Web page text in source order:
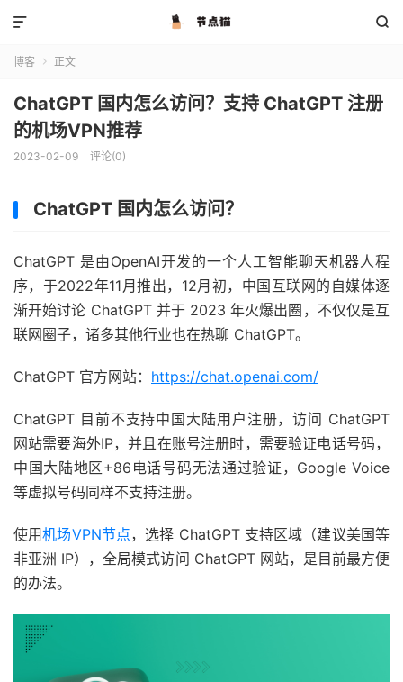


博客  正文
ChatGPT 国内怎么访问？支持 ChatGPT 注册
的机场VPN推荐
2023-02-09 评论(0)
ChatGPT 国内怎么访问？
ChatGPT 是由OpenAI开发的一个人工智能聊天机器人程
序，于2022年11月推出，12月初，中国互联网的自媒体逐
渐开始讨论 ChatGPT 并于 2023 年火爆出圈，不仅仅是互
联网圈子，诸多其他行业也在热聊 ChatGPT。
ChatGPT 官方网站： https://chat.openai.com/
ChatGPT 目前不支持中国大陆用户注册，访问 ChatGPT
网站需要海外IP，并且在账号注册时，需要验证电话号码，
中国大陆地区+86电话号码无法通过验证，Google Voice
等虚拟号码同样不支持注册。
使用机场VPN节点，选择 ChatGPT 支持区域（建议美国等
非亚洲 IP），全局模式访问 ChatGPT 网站，是目前最方便
的办法。